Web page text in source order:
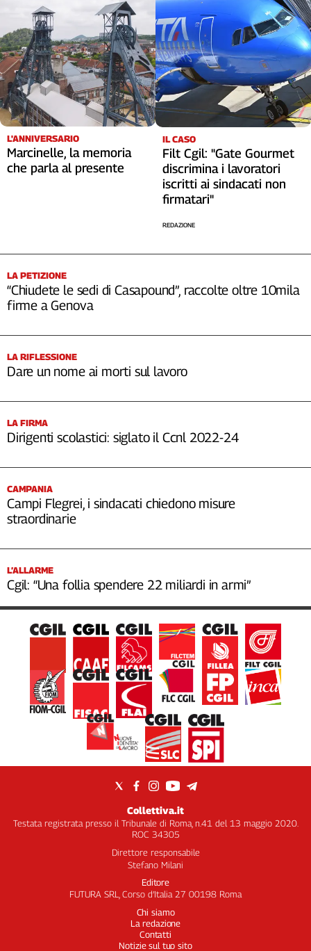
L'ANNIVERSARIO
Marcinelle, la memoria
che parla al presente
IL CASO
Filt Cgil: "Gate Gourmet
discrimina i lavoratori
iscritti ai sindacati non
firmatari"
REDAZIONE
LA PETIZIONE
“Chiudete le sedi di Casapound”, raccolte oltre 10mila
firme a Genova
LA RIFLESSIONE
Dare un nome ai morti sul lavoro
LA FIRMA
Dirigenti scolastici: siglato il Ccnl 2022-24
CAMPANIA
Campi Flegrei, i sindacati chiedono misure
straordinarie
L’ALLARME
Cgil: “Una follia spendere 22 miliardi in armi”
Collettiva.it
Testata registrata presso il Tribunale di Roma, n.41 del 13 maggio 2020.
ROC 34305
Direttore responsabile
Stefano Milani
Editore
FUTURA SRL, Corso d’Italia 27 00198 Roma
Chi siamo
La redazione
Contatti
Notizie sul tuo sito